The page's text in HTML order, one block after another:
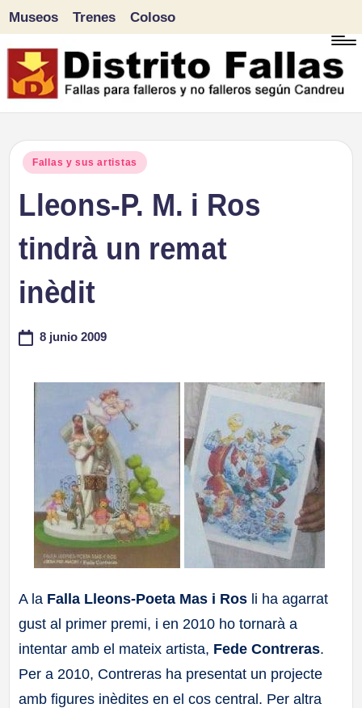
Saltar
al
Museos Trenes Coloso
Publicado
Fallas y sus artistas
Lleons-P. M. i Ros
tindrà un remat
inèdit
8 junio 2009
A la Falla Lleons-Poeta Mas i Ros li ha agarrat
gust al primer premi, i en 2010 ho tornarà a
intentar amb el mateix artista, Fede Contreras.
Per a 2010, Contreras ha presentat un projecte
amb figures inèdites en el cos central. Per altra